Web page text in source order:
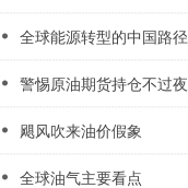
全球能源转型的中国路径
警惕原油期货持仓不过夜
飓风吹来油价假象
全球油气主要看点